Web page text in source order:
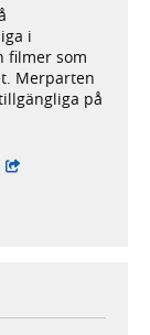
i
filmer som
Merparten
på
- extern